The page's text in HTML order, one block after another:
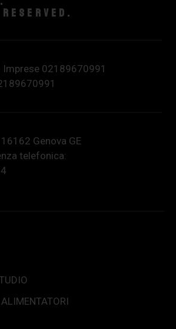
Imprese 02189670991
Genova GE
telefonica: